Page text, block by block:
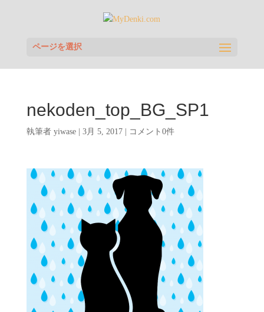
ページを選択
nekoden_top_BG_SP1
執筆者 yiwase| 3月 5, 2017| コメント0件